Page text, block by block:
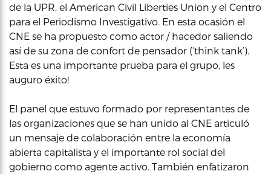
de la UPR, el American Civil Liberties Union y el Centro
para el Periodismo Investigativo. En esta ocasión el
CNE se ha propuesto como actor / hacedor saliendo
así de su zona de confort de pensador (‘think tank’).
Esta es una importante prueba para el grupo, les
auguro éxito!
El panel que estuvo formado por representantes de
las organizaciones que se han unido al CNE articuló
un mensaje de colaboración entre la economía
abierta capitalista y el importante rol social del
gobierno como agente activo. También enfatizaron